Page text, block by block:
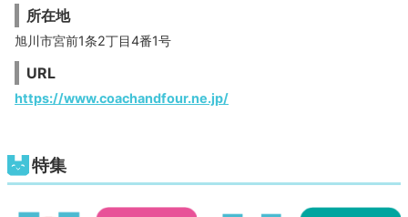
所在地
旭川市宮前1条2丁目4番1号
URL
https://www.coachandfour.ne.jp/
特集